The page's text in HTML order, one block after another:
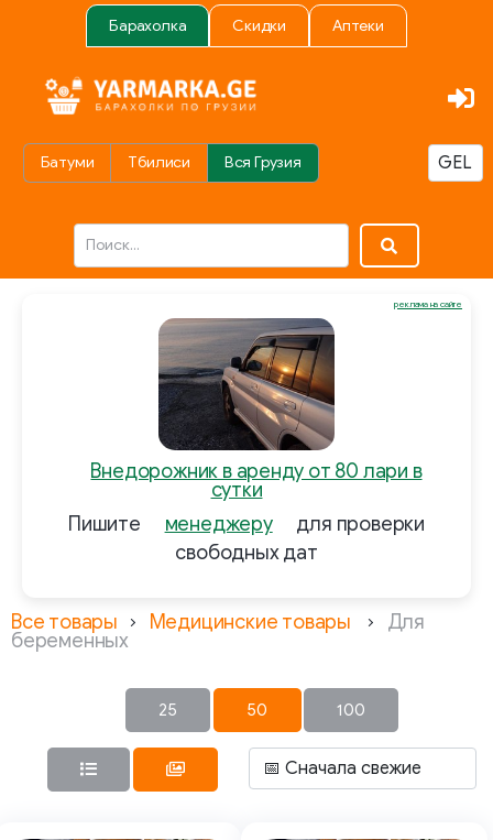
Барахолка Скидки Аптеки
Батуми Тбилиси Вся Грузия
Внедорожник в аренду от 80 лари в
сутки
Пишите
менеджеру
для проверки
свободных дат
реклама на сайте
Все товары Медицинские товары Для
беременных
25 50 100